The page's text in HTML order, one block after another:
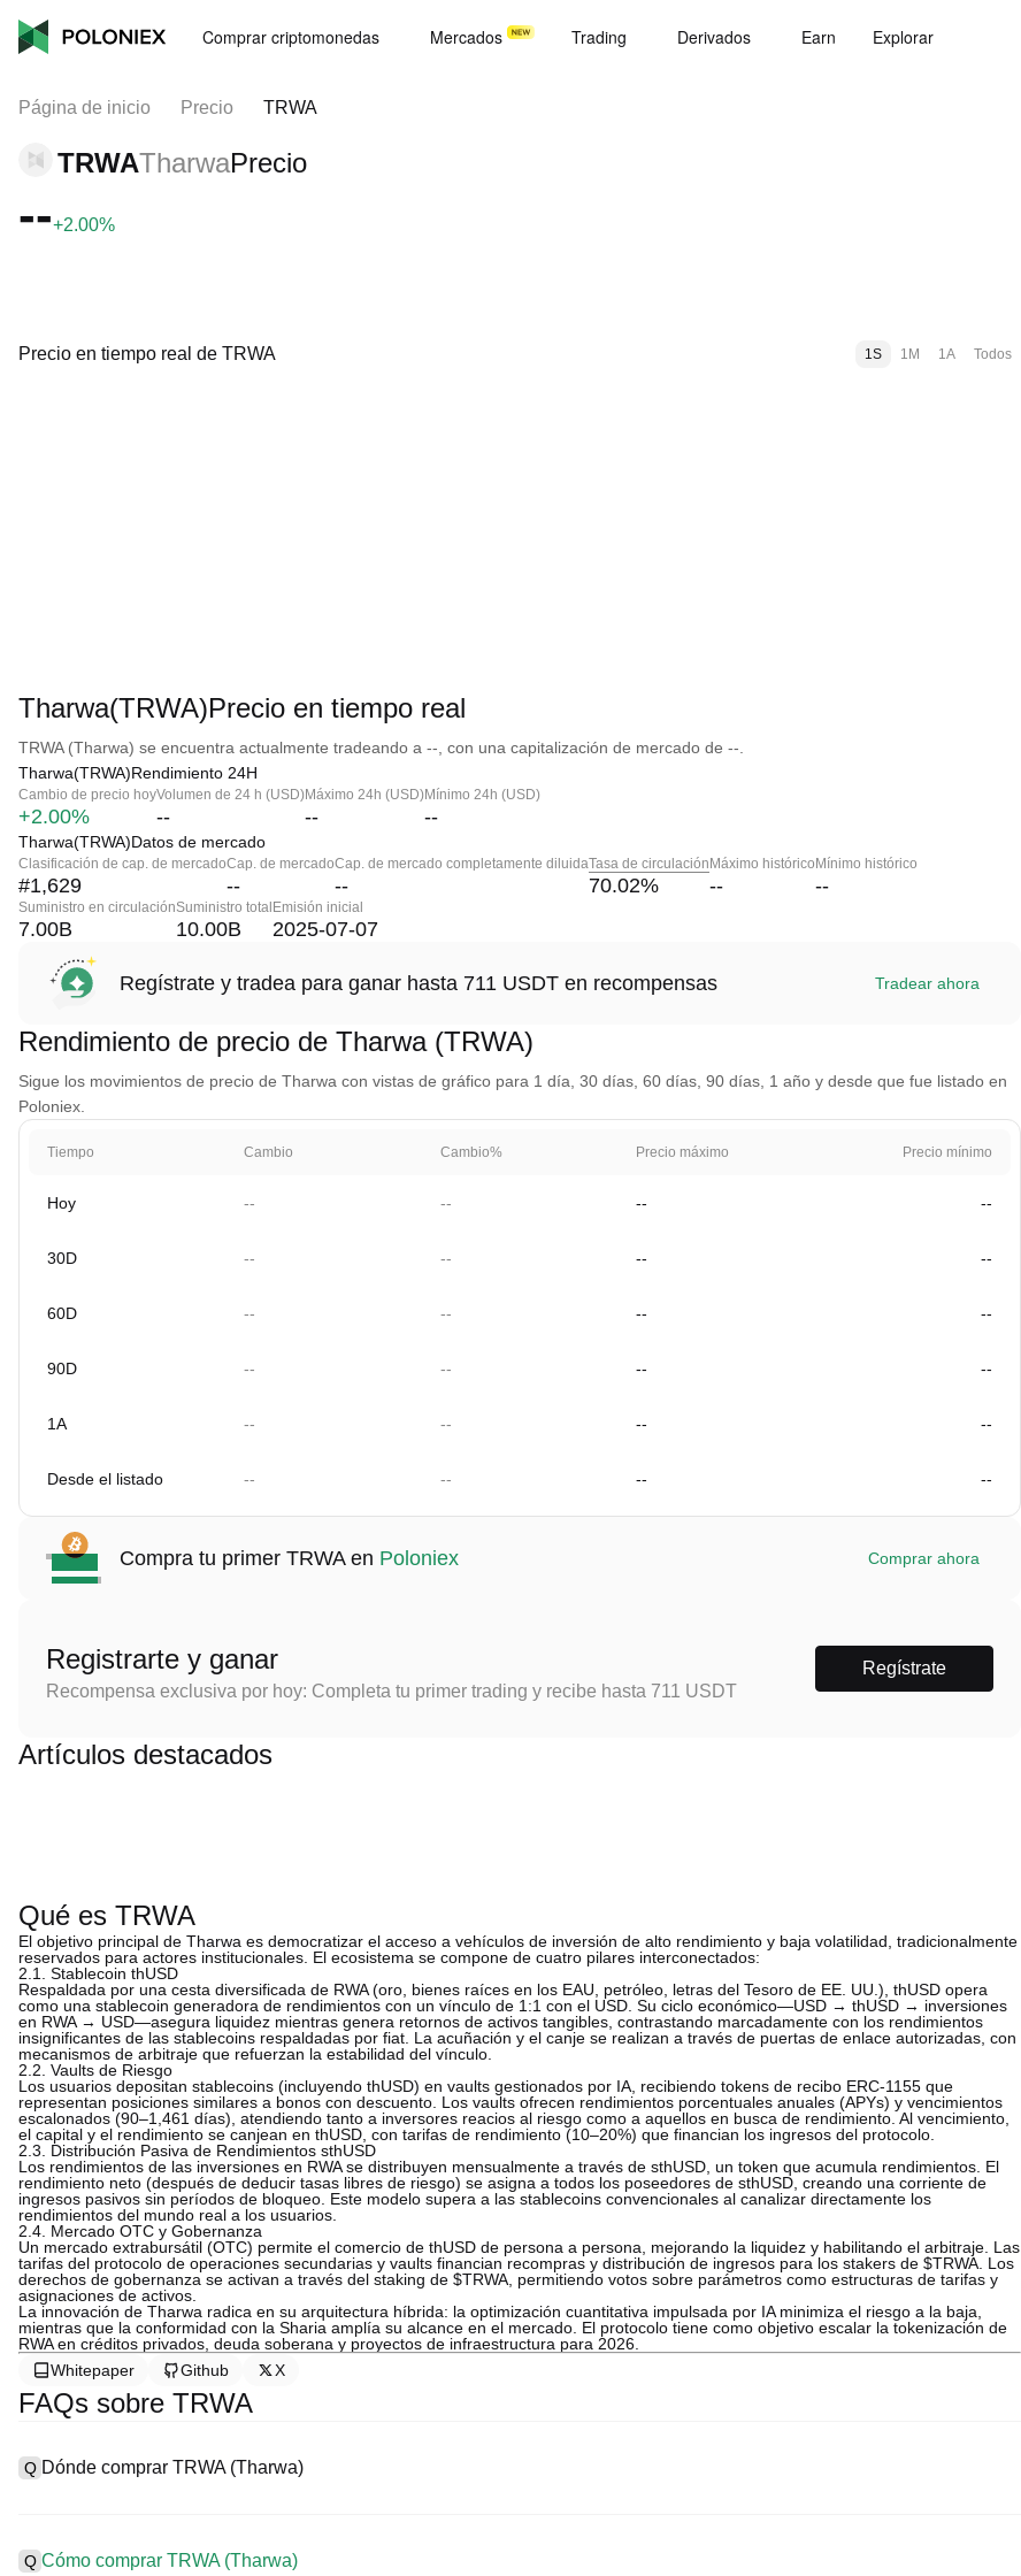
Comprar criptomonedas Mercados Trading Derivados Earn Explorar
Página de inicio Precio TRWA
TRWATharwaPrecio
--+2.00%
Precio en tiempo real de TRWA 1S 1M 1A Todos
Tharwa(TRWA)Precio en tiempo real
TRWA (Tharwa) se encuentra actualmente tradeando a --, con una capitalización de mercado de --.
Tharwa(TRWA)Rendimiento 24H
Cambio de precio hoy
+2.00%
Volumen de 24 h (USD)
--
Máximo 24h (USD)
--
Mínimo 24h (USD)
--
Tharwa(TRWA)Datos de mercado
Clasificación de cap. de mercado
#1,629
Cap. de mercado
--
Cap. de mercado completamente diluida
--
Tasa de circulación
70.02%
Máximo histórico
--
Mínimo histórico
--
Suministro en circulación
7.00B
Suministro total
10.00B
Emisión inicial
2025-07-07
Regístrate y tradea para ganar hasta 711 USDT en recompensas Tradear ahora
Rendimiento de precio de Tharwa (TRWA)
Sigue los movimientos de precio de Tharwa con vistas de gráfico para 1 día, 30 días, 60 días, 90 días, 1 año y desde que fue listado en
Poloniex.
Tiempo Cambio Cambio% Precio máximo Precio mínimo
Hoy -- -- -- --
30D -- -- -- --
60D -- -- -- --
90D -- -- -- --
1A -- -- -- --
Desde el listado -- -- -- --
Compra tu primer TRWA en Poloniex Comprar ahora
Registrarte y ganar
Recompensa exclusiva por hoy: Completa tu primer trading y recibe hasta 711 USDT
Regístrate
Artículos destacados
Qué es TRWA
El objetivo principal de Tharwa es democratizar el acceso a vehículos de inversión de alto rendimiento y baja volatilidad, tradicionalmente
reservados para actores institucionales. El ecosistema se compone de cuatro pilares interconectados:
2.1. Stablecoin thUSD
Respaldada por una cesta diversificada de RWA (oro, bienes raíces en los EAU, petróleo, letras del Tesoro de EE. UU.), thUSD opera
como una stablecoin generadora de rendimientos con un vínculo de 1:1 con el USD. Su ciclo económico—USD → thUSD → inversiones
en RWA → USD—asegura liquidez mientras genera retornos de activos tangibles, contrastando marcadamente con los rendimientos
insignificantes de las stablecoins respaldadas por fiat. La acuñación y el canje se realizan a través de puertas de enlace autorizadas, con
mecanismos de arbitraje que refuerzan la estabilidad del vínculo.
2.2. Vaults de Riesgo
Los usuarios depositan stablecoins (incluyendo thUSD) en vaults gestionados por IA, recibiendo tokens de recibo ERC-1155 que
representan posiciones similares a bonos con descuento. Los vaults ofrecen rendimientos porcentuales anuales (APYs) y vencimientos
escalonados (90–1,461 días), atendiendo tanto a inversores reacios al riesgo como a aquellos en busca de rendimiento. Al vencimiento,
el capital y el rendimiento se canjean en thUSD, con tarifas de rendimiento (10–20%) que financian los ingresos del protocolo.
2.3. Distribución Pasiva de Rendimientos sthUSD
Los rendimientos de las inversiones en RWA se distribuyen mensualmente a través de sthUSD, un token que acumula rendimientos. El
rendimiento neto (después de deducir tasas libres de riesgo) se asigna a todos los poseedores de sthUSD, creando una corriente de
ingresos pasivos sin períodos de bloqueo. Este modelo supera a las stablecoins convencionales al canalizar directamente los
rendimientos del mundo real a los usuarios.
2.4. Mercado OTC y Gobernanza
Un mercado extrabursátil (OTC) permite el comercio de thUSD de persona a persona, mejorando la liquidez y habilitando el arbitraje. Las
tarifas del protocolo de operaciones secundarias y vaults financian recompras y distribución de ingresos para los stakers de $TRWA. Los
derechos de gobernanza se activan a través del staking de $TRWA, permitiendo votos sobre parámetros como estructuras de tarifas y
asignaciones de activos.
La innovación de Tharwa radica en su arquitectura híbrida: la optimización cuantitativa impulsada por IA minimiza el riesgo a la baja,
mientras que la conformidad con la Sharia amplía su alcance en el mercado. El protocolo tiene como objetivo escalar la tokenización de
RWA en créditos privados, deuda soberana y proyectos de infraestructura para 2026.
Whitepaper
Github X
FAQs sobre TRWA
Q Dónde comprar TRWA (Tharwa)
interfaces fáciles de usar, alta liquidez y una variedad de herramientas de trading para simplificar las operaciones. Por ejemplo,
Q Cómo comprar TRWA (Tharwa)